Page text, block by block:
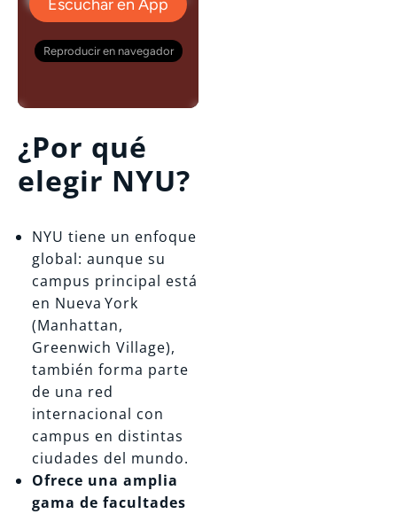
¿Por qué
elegir NYU?
NYU tiene un enfoque
global: aunque su
campus principal está
en Nueva York
(Manhattan,
Greenwich Village),
también forma parte
de una red
internacional con
campus en distintas
ciudades del mundo.
Ofrece una amplia
gama de facultades